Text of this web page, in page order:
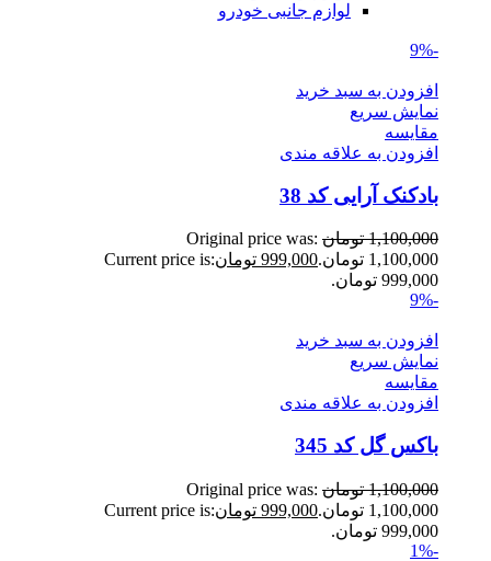
لوازم جانبی خودرو
-9%
افزودن به سبد خرید
نمایش سریع
مقايسه
افزودن به علاقه مندی
بادکنک آرایی کد 38
1,100,000 تومان Original price was:
1,100,000 تومان.
999,000 تومانCurrent price is:
999,000 تومان.
-9%
افزودن به سبد خرید
نمایش سریع
مقايسه
افزودن به علاقه مندی
باکس گل کد 345
1,100,000 تومان Original price was:
1,100,000 تومان.
999,000 تومانCurrent price is:
999,000 تومان.
-1%